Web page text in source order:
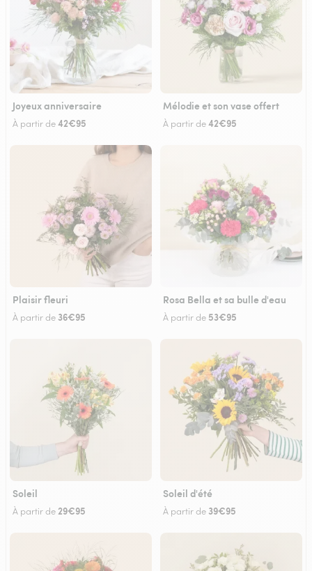
Joyeux anniversaire
À partir de42€95
Mélodie et son vase offert
À partir de42€95
Plaisir fleuri
À partir de 36€95
Rosa Bella et sa bulle d'eau
À partir de 53€95
Soleil
À partir de29€95
Soleil d'été
À partir de 39€95